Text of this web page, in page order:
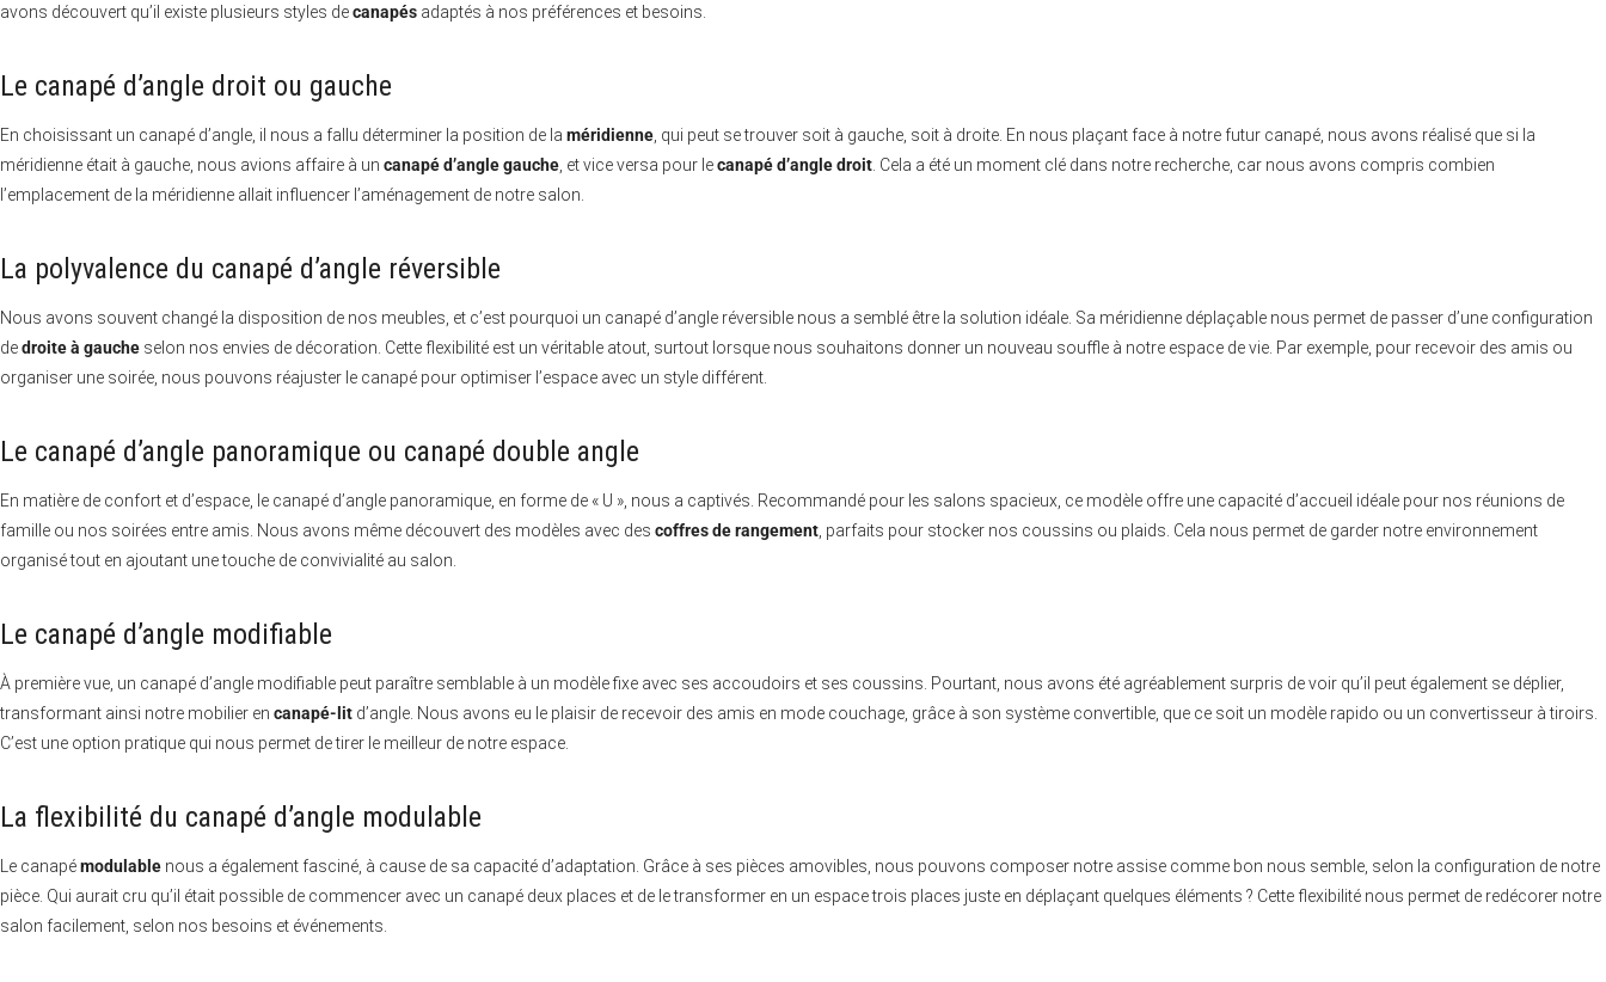
avons découvert qu’il existe plusieurs styles decanapés adaptés à nos préférences et besoins.
Le canapé d’angle droit ou gauche
En choisissant un canapé d’angle, il nous a fallu déterminer la position de la méridienne , qui peut se trouver soit à gauche, soit à droite. En nous plaçant face à notre futur canapé, nous avons réalisé que si la
méridienne était à gauche, nous avions affaire à un canapé d’angle gauche , et vice versa pour lecanapé d’angle droit . Cela a été un moment clé dans notre recherche, car nous avons compris combien
l’emplacement de la méridienne allait influencer l’aménagement de notre salon.
La polyvalence du canapé d’angle réversible
Nous avons souvent changé la disposition de nos meubles, et c’est pourquoi un canapé d’angle réversible nous a semblé être la solution idéale. Sa méridienne déplaçable nous permet de passer d’une configuration
dedroite à gauche selon nos envies de décoration. Cette flexibilité est un véritable atout, surtout lorsque nous souhaitons donner un nouveau souffle à notre espace de vie. Par exemple, pour recevoir des amis ou
organiser une soirée, nous pouvons réajuster le canapé pour optimiser l’espace avec un style différent.
Le canapé d’angle panoramique ou canapé double angle
En matière de confort et d’espace, le canapé d’angle panoramique, en forme de « U », nous a captivés. Recommandé pour les salons spacieux, ce modèle offre une capacité d’accueil idéale pour nos réunions de
famille ou nos soirées entre amis. Nous avons même découvert des modèles avec des coffres de rangement , parfaits pour stocker nos coussins ou plaids. Cela nous permet de garder notre environnement
organisé tout en ajoutant une touche de convivialité au salon.
Le canapé d’angle modifiable
À première vue, un canapé d’angle modifiable peut paraître semblable à un modèle fixe avec ses accoudoirs et ses coussins. Pourtant, nous avons été agréablement surpris de voir qu’il peut également se déplier,
transformant ainsi notre mobilier en canapé-lit d’angle. Nous avons eu le plaisir de recevoir des amis en mode couchage, grâce à son système convertible, que ce soit un modèle rapido ou un convertisseur à tiroirs.
C’est une option pratique qui nous permet de tirer le meilleur de notre espace.
La flexibilité du canapé d’angle modulable
Le canapémodulable nous a également fasciné, à cause de sa capacité d’adaptation. Grâce à ses pièces amovibles, nous pouvons composer notre assise comme bon nous semble, selon la configuration de notre
pièce. Qui aurait cru qu’il était possible de commencer avec un canapé deux places et de le transformer en un espace trois places juste en déplaçant quelques éléments ? Cette flexibilité nous permet de redécorer notre
salon facilement, selon nos besoins et événements.